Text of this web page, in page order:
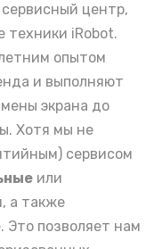
центр,
техники iRobot.
опытом
и выполняют
экрана до
Хотя мы не
сервисом
или
а также
Это позволяет нам